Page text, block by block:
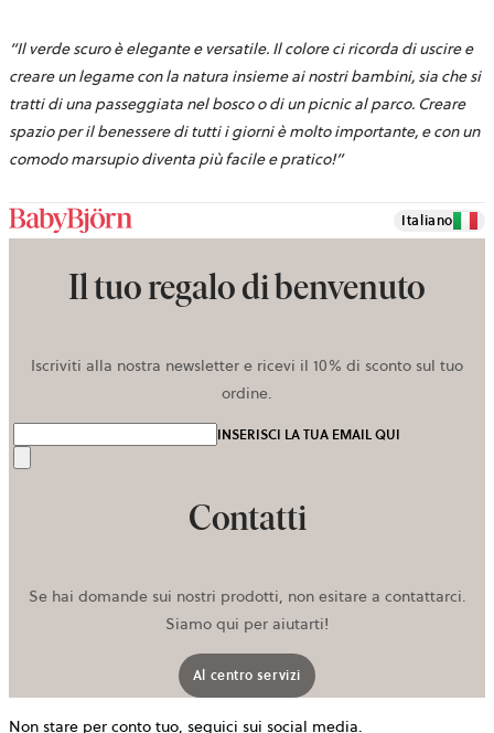
“Il verde scuro è elegante e versatile. Il colore ci ricorda di uscire e
creare un legame con la natura insieme ai nostri bambini, sia che si
tratti di una passeggiata nel bosco o di un picnic al parco. Creare
spazio per il benessere di tutti i giorni è molto importante, e con un
comodo marsupio diventa più facile e pratico!”
Italiano
Il tuo regalo di benvenuto
Iscriviti alla nostra newsletter e ricevi il 10% di sconto sul tuo
ordine.
INSERISCI LA TUA EMAIL QUI
Contatti
Se hai domande sui nostri prodotti, non esitare a contattarci.
Siamo qui per aiutarti!
Al centro servizi
Non stare per conto tuo, seguici sui social media.